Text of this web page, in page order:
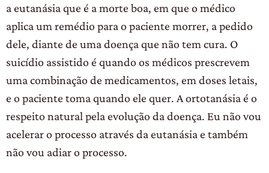
a eutanásia que é a morte boa, em que o médico
aplica um remédio para o paciente morrer, a pedido
dele, diante de uma doença que não tem cura. O
suicídio assistido é quando os médicos prescrevem
uma combinação de medicamentos, em doses letais,
e o paciente toma quando ele quer. A ortotanásia é o
respeito natural pela evolução da doença. Eu não vou
acelerar o processo através da eutanásia e também
não vou adiar o processo.